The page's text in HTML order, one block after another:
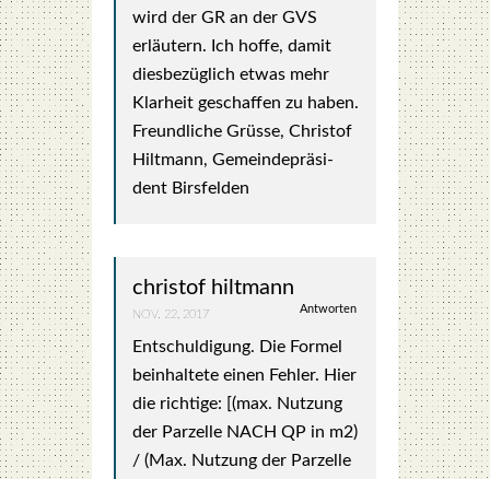
wird der GR an der GVS
erläu­tern. Ich hof­fe, damit
dies­be­züg­lich etwas mehr
Klar­heit geschaf­fen zu haben.
Freund­li­che Grüs­se, Chris­tof
Hilt­mann, Gemein­de­prä­si­
dent Birs­fel­den
christof hiltmann
Antworten
NOV. 22, 2017
Ent­schul­di­gung. Die For­mel
beinhal­te­te einen Feh­ler. Hier
die rich­ti­ge: [(max. Nut­zung
der Par­zelle NACH QP in m2)
/ (Max. Nut­zung der Par­zelle